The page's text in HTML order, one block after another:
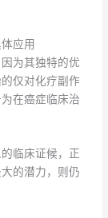
应用
为其独特的优
仅对化疗副作
在癌症临床治
临床证候，正
的潜力，则仍